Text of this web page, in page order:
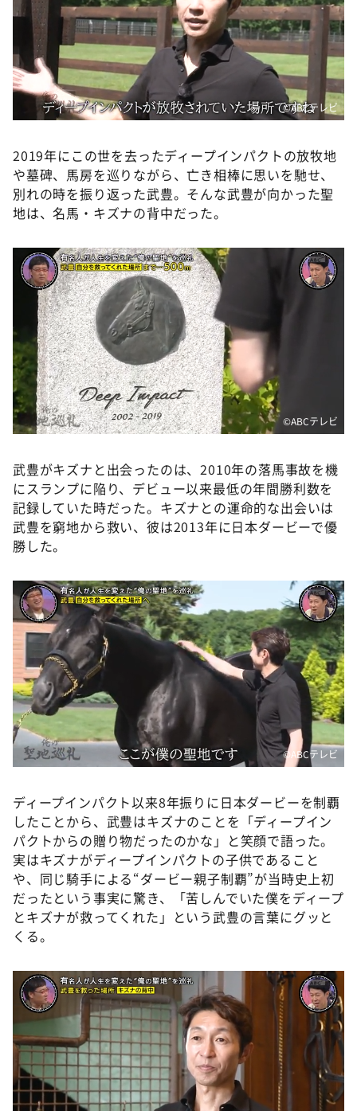
©ABCテレビ
2019年にこの世を去ったディープインパクトの放牧地
や墓碑、馬房を巡りながら、亡き相棒に思いを馳せ、
別れの時を振り返った武豊。そんな武豊が向かった聖
地は、名馬・キズナの背中だった。
©ABCテレビ
武豊がキズナと出会ったのは、2010年の落馬事故を機
にスランプに陥り、デビュー以来最低の年間勝利数を
記録していた時だった。キズナとの運命的な出会いは
武豊を窮地から救い、彼は2013年に日本ダービーで優
勝した。
©ABCテレビ
ディープインパクト以来8年振りに日本ダービーを制覇
したことから、武豊はキズナのことを「ディープイン
パクトからの贈り物だったのかな」と笑顔で語った。
実はキズナがディープインパクトの子供であること
や、同じ騎手による“ダービー親子制覇”が当時史上初
だったという事実に驚き、「苦しんでいた僕をディープ
とキズナが救ってくれた」という武豊の言葉にグッと
くる。